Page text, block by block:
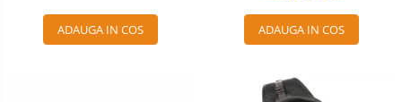
ADAUGA IN COS ADAUGA IN COS